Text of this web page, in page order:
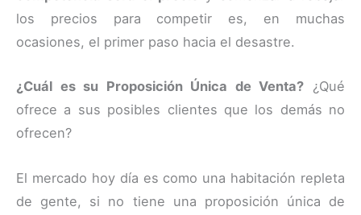
los precios para competir es, en muchas
ocasiones, el primer paso hacia el desastre.
¿Cuál es su Proposición Única de Venta? ¿Qué
ofrece a sus posibles clientes que los demás no
ofrecen?
El mercado hoy día es como una habitación repleta
de gente, si no tiene una proposición única de